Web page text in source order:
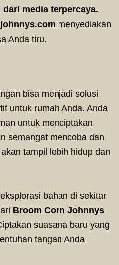
media terpercaya.
menyediakan
Anda tiru.
bisa menjadi solusi
untuk rumah Anda. Anda
untuk menciptakan
semangat mencoba dan
tampil lebih hidup dan
bahan di sekitar
Broom Corn Johnnys
suasana baru yang
tangan Anda